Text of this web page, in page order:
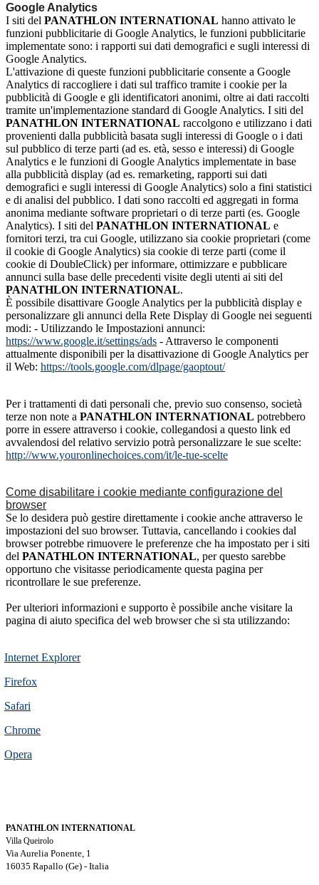
Google Analytics
I siti del PANATHLON INTERNATIONAL hanno attivato le
funzioni pubblicitarie di Google Analytics, le funzioni pubblicitarie
implementate sono: i rapporti sui dati demografici e sugli interessi di
Google Analytics.
L'attivazione di queste funzioni pubblicitarie consente a Google
Analytics di raccogliere i dati sul traffico tramite i cookie per la
pubblicità di Google e gli identificatori anonimi, oltre ai dati raccolti
tramite un'implementazione standard di Google Analytics. I siti del
PANATHLON INTERNATIONAL raccolgono e utilizzano i dati
provenienti dalla pubblicità basata sugli interessi di Google o i dati
sul pubblico di terze parti (ad es. età, sesso e interessi) di Google
Analytics e le funzioni di Google Analytics implementate in base
alla pubblicità display (ad es. remarketing, rapporti sui dati
demografici e sugli interessi di Google Analytics) solo a fini statistici
e di analisi del pubblico. I dati sono raccolti ed aggregati in forma
anonima mediante software proprietari o di terze parti (es. Google
Analytics). I siti del PANATHLON INTERNATIONAL e
fornitori terzi, tra cui Google, utilizzano sia cookie proprietari (come
il cookie di Google Analytics) sia cookie di terze parti (come il
cookie di DoubleClick) per informare, ottimizzare e pubblicare
annunci sulla base delle precedenti visite degli utenti ai siti del
PANATHLON INTERNATIONAL.
È possibile disattivare Google Analytics per la pubblicità display e
personalizzare gli annunci della Rete Display di Google nei seguenti
modi: - Utilizzando le Impostazioni annunci:
https://www.google.it/settings/ads - Attraverso le componenti
attualmente disponibili per la disattivazione di Google Analytics per
il Web: https://tools.google.com/dlpage/gaoptout/
Per i trattamenti di dati personali che, previo suo consenso, società
terze non note a PANATHLON INTERNATIONAL potrebbero
porre in essere attraverso i cookie, collegandosi a questo link ed
avvalendosi del relativo servizio potrà personalizzare le sue scelte:
http://www.youronlinechoices.com/it/le-tue-scelte
Come disabilitare i cookie mediante configurazione del
browser
Se lo desidera può gestire direttamente i cookie anche attraverso le
impostazioni del suo browser. Tuttavia, cancellando i cookies dal
browser potrebbe rimuovere le preferenze che ha impostato per i siti
del PANATHLON INTERNATIONAL, per questo sarebbe
opportuno che visitasse periodicamente questa pagina per
ricontrollare le sue preferenze.
Per ulteriori informazioni e supporto è possibile anche visitare la
pagina di aiuto specifica del web browser che si sta utilizzando:
Internet Explorer
Firefox
Safari
Chrome
Opera
PANATHLON INTERNATIONAL
Villa Queirolo
Via Aurelia Ponente, 1
16035 Rapallo (Ge) - Italia